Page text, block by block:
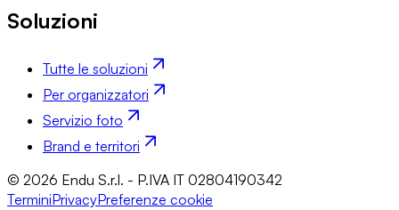
Soluzioni
Tutte le soluzioni
Per organizzatori
Servizio foto
Brand e territori
© 2026 Endu S.r.l. - P.IVA IT 02804190342
TerminiPrivacyPreferenze cookie